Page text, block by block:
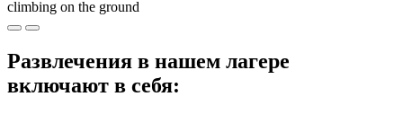
Развлечения в нашем лагере
включают в себя: